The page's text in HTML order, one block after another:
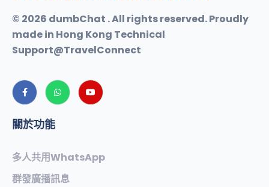
© 2026 dumbChat . All rights reserved. Proudly
made in Hong Kong Technical
Support@TravelConnect
關於功能
多人共用WhatsApp
群發廣播訊息